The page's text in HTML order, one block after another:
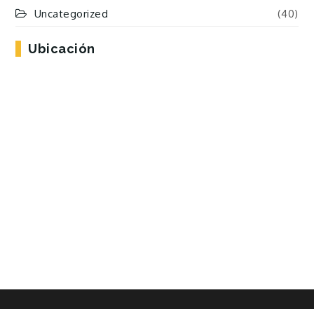
Uncategorized (40)
Ubicación